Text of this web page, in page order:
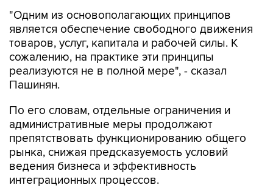
"Одним из основополагающих принципов
является обеспечение свободного движения
товаров, услуг, капитала и рабочей силы. К
сожалению, на практике эти принципы
реализуются не в полной мере", - сказал
Пашинян.
По его словам, отдельные ограничения и
административные меры продолжают
препятствовать функционированию общего
рынка, снижая предсказуемость условий
ведения бизнеса и эффективность
интеграционных процессов.